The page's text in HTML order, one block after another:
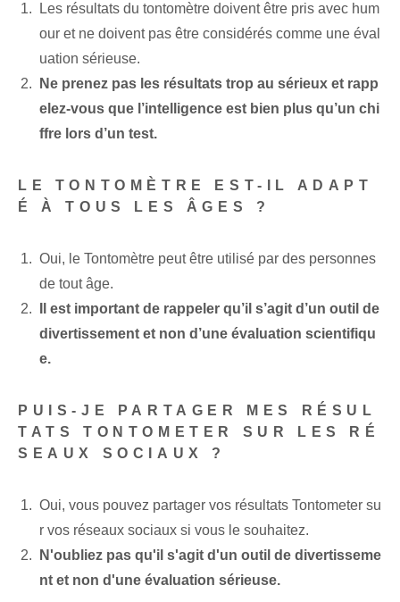
Les résultats du tontomètre doivent être pris avec hum
our et ne doivent pas être considérés comme une éval
uation sérieuse.
Ne prenez pas les résultats trop au sérieux et rapp
elez-vous que l’intelligence est bien plus qu’un chi
ffre lors d’un test.
LE TONTOMÈTRE EST-IL ADAPT
É À TOUS LES ÂGES ?
Oui, le Tontomètre peut être utilisé par des personnes
de tout âge.
Il est important de rappeler qu’il s’agit d’un outil de
divertissement et non d’une évaluation scientifiqu
e.
PUIS-JE PARTAGER MES RÉSUL
TATS TONTOMETER SUR LES RÉ
SEAUX SOCIAUX ?
Oui, vous pouvez partager vos résultats Tontometer su
r vos réseaux sociaux si vous le souhaitez.
N'oubliez pas qu'il s'agit d'un outil de divertisseme
nt et non d'une évaluation sérieuse.